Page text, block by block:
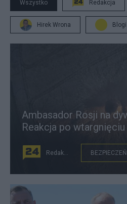
Wszystko Redakcja
Hirek Wrona Blogi
Ambasador Rosji na
Reakcja po
Redakcja